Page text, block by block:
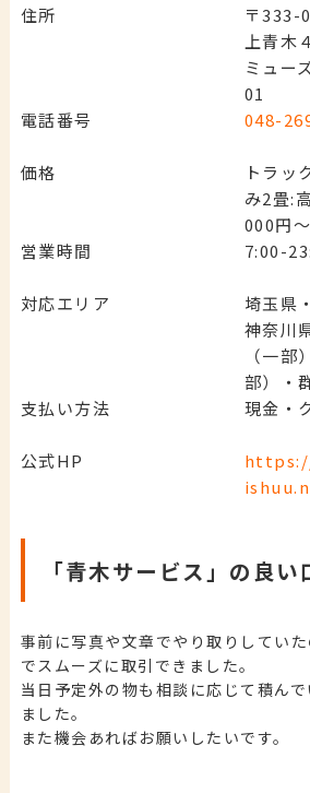
住所
〒333-
上青木
ミュー
01
電話番号
048-
価格
トラッ
み2畳:
000円～
営業時間
7:00-
対応エリア
埼玉県
神奈川
（一
部）・
支払い方法
現金・
公式HP
「青木サービス」の良い
事前に写真や文章でやり取りしてい
でスムーズに取引できました。
当日予定外の物も相談に応じて積ん
ました。
また機会あればお願いしたいです。